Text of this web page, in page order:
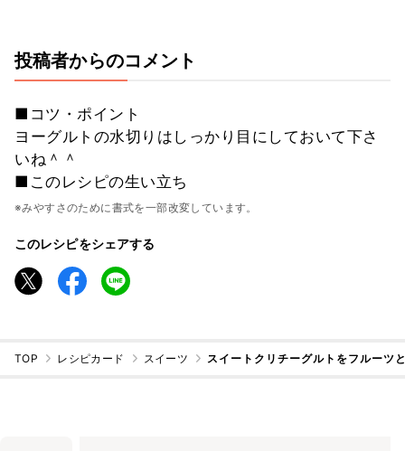
投稿者からのコメント
■コツ・ポイント
ヨーグルトの水切りはしっかり目にしておいて下さ
いね＾＾
■このレシピの生い立ち
※みやすさのために書式を一部改変しています。
このレシピをシェアする
TOP レシピカード スイーツ スイートクリチーグルトをフルーツ